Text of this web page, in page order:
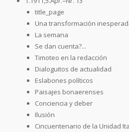
title_page
Una transformación
La semana
Se dan cuenta?...
Timoteo en la redacción
Dialoguitos de actualidad
Eslabones políticos
Paisajes bonaerenses
Conciencia y deber
Ilusión
Cincuentenario de la Unidad